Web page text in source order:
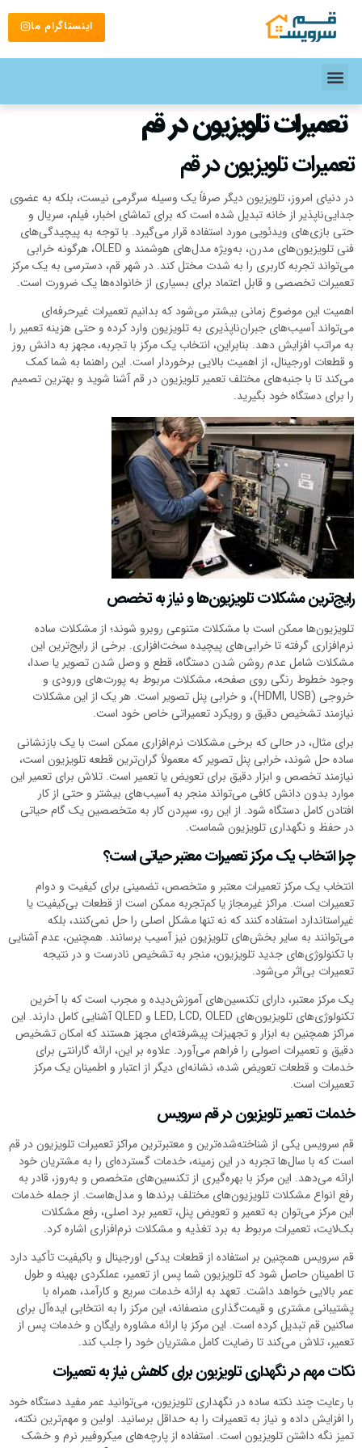
اینستاگرام ما
تعمیرات تلویزیون در قم
تعمیرات تلویزیون در قم
در دنیای امروز، تلویزیون دیگر صرفاً یک وسیله سرگرمی نیست، بلکه به عضوی
جدایی‌ناپذیر از خانه تبدیل شده است که برای تماشای اخبار، فیلم، سریال و
حتی بازی‌های ویدئویی مورد استفاده قرار می‌گیرد. با توجه به پیچیدگی‌های
فنی تلویزیون‌های مدرن، به‌ویژه مدل‌های هوشمند و OLED، هرگونه خرابی
می‌تواند تجربه کاربری را به شدت مختل کند. در شهر قم، دسترسی به یک مرکز
تعمیرات تخصصی و قابل اعتماد برای بسیاری از خانواده‌ها یک ضرورت است.
اهمیت این موضوع زمانی بیشتر می‌شود که بدانیم تعمیرات غیرحرفه‌ای
می‌تواند آسیب‌های جبران‌ناپذیری به تلویزیون وارد کرده و حتی هزینه تعمیر را
به مراتب افزایش دهد. بنابراین، انتخاب یک مرکز با تجربه، مجهز به دانش روز
و قطعات اورجینال، از اهمیت بالایی برخوردار است. این راهنما به شما کمک
می‌کند تا با جنبه‌های مختلف تعمیر تلویزیون در قم آشنا شوید و بهترین تصمیم
را برای دستگاه خود بگیرید.
رایج‌ترین مشکلات تلویزیون‌ها و نیاز به تخصص
تلویزیون‌ها ممکن است با مشکلات متنوعی روبرو شوند؛ از مشکلات ساده
نرم‌افزاری گرفته تا خرابی‌های پیچیده سخت‌افزاری. برخی از رایج‌ترین این
مشکلات شامل عدم روشن شدن دستگاه، قطع و وصل شدن تصویر یا صدا،
وجود خطوط رنگی روی صفحه، مشکلات مربوط به پورت‌های ورودی و
خروجی (HDMI, USB)، و خرابی پنل تصویر است. هر یک از این مشکلات
نیازمند تشخیص دقیق و رویکرد تعمیراتی خاص خود است.
برای مثال، در حالی که برخی مشکلات نرم‌افزاری ممکن است با یک بازنشانی
ساده حل شوند، خرابی پنل تصویر که معمولاً گران‌ترین قطعه تلویزیون است،
نیازمند تخصص و ابزار دقیق برای تعویض یا تعمیر است. تلاش برای تعمیر این
موارد بدون دانش کافی می‌تواند منجر به آسیب‌های بیشتر و حتی از کار
افتادن کامل دستگاه شود. از این رو، سپردن کار به متخصصین یک گام حیاتی
در حفظ و نگهداری تلویزیون شماست.
چرا انتخاب یک مرکز تعمیرات معتبر حیاتی است؟
انتخاب یک مرکز تعمیرات معتبر و متخصص، تضمینی برای کیفیت و دوام
تعمیرات است. مراکز غیرمجاز یا کم‌تجربه ممکن است از قطعات بی‌کیفیت یا
غیراستاندارد استفاده کنند که نه تنها مشکل اصلی را حل نمی‌کنند، بلکه
می‌توانند به سایر بخش‌های تلویزیون نیز آسیب برسانند. همچنین، عدم آشنایی
با تکنولوژی‌های جدید تلویزیون، منجر به تشخیص نادرست و در نتیجه
تعمیرات بی‌اثر می‌شود.
یک مرکز معتبر، دارای تکنسین‌های آموزش‌دیده و مجرب است که با آخرین
تکنولوژی‌های تلویزیون‌های LED, LCD, OLED و QLED آشنایی کامل دارند. این
مراکز همچنین به ابزار و تجهیزات پیشرفته‌ای مجهز هستند که امکان تشخیص
دقیق و تعمیرات اصولی را فراهم می‌آورد. علاوه بر این، ارائه گارانتی برای
خدمات و قطعات تعویض شده، نشانه‌ای دیگر از اعتبار و اطمینان یک مرکز
تعمیرات است.
خدمات تعمیر تلویزیون در قم سرویس
قم سرویس یکی از شناخته‌شده‌ترین و معتبرترین مراکز تعمیرات تلویزیون در قم
است که با سال‌ها تجربه در این زمینه، خدمات گسترده‌ای را به مشتریان خود
ارائه می‌دهد. این مرکز با بهره‌گیری از تکنسین‌های متخصص و به‌روز، قادر به
رفع انواع مشکلات تلویزیون‌های مختلف برندها و مدل‌هاست. از جمله خدمات
این مرکز می‌توان به تعمیر و تعویض پنل، تعمیر برد اصلی، رفع مشکلات
بک‌لایت، تعمیرات مربوط به برد تغذیه و مشکلات نرم‌افزاری اشاره کرد.
قم سرویس همچنین بر استفاده از قطعات یدکی اورجینال و باکیفیت تأکید دارد
تا اطمینان حاصل شود که تلویزیون شما پس از تعمیر، عملکردی بهینه و طول
عمر بالایی خواهد داشت. تعهد به ارائه خدمات سریع و کارآمد، همراه با
پشتیبانی مشتری و قیمت‌گذاری منصفانه، این مرکز را به انتخابی ایده‌آل برای
ساکنین قم تبدیل کرده است. این مرکز با ارائه مشاوره رایگان و خدمات پس از
تعمیر، تلاش می‌کند تا رضایت کامل مشتریان خود را جلب کند.
نکات مهم در نگهداری تلویزیون برای کاهش نیاز به تعمیرات
با رعایت چند نکته ساده در نگهداری تلویزیون، می‌توانید عمر مفید دستگاه خود
را افزایش داده و نیاز به تعمیرات را به حداقل برسانید. اولین و مهم‌ترین نکته،
تمیز نگه داشتن تلویزیون است. استفاده از پارچه‌های میکروفیبر نرم و خشک